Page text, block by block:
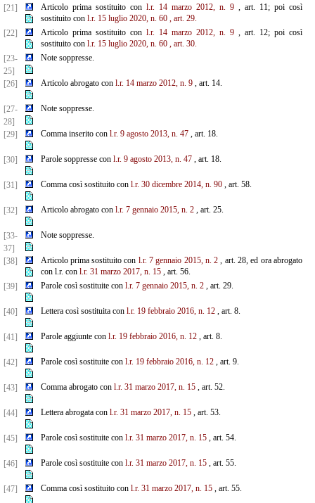
[21] Articolo prima sostituito con l.r. 14 marzo 2012, n. 9, art. 11; poi così
sostituito con l.r. 15 luglio 2020, n. 60 , art. 29.
[22]
Articolo prima sostituito con l.r. 14 marzo 2012, n. 9, art. 12; poi così
sostituito con l.r. 15 luglio 2020, n. 60 , art. 30.
[23-
25]
Note soppresse.
[26] Articolo abrogato con l.r. 14 marzo 2012, n. 9, art. 14.
[27-
28]
Note soppresse.
[29] Comma inserito con l.r. 9 agosto 2013, n. 47, art. 18.
[30] Parole soppresse con l.r. 9 agosto 2013, n. 47, art. 18.
[31] Comma così sostituito con l.r. 30 dicembre 2014, n. 90, art. 58.
[32] Articolo abrogato con l.r. 7 gennaio 2015, n. 2, art. 25.
[33-
37]
Note soppresse.
[38] Articolo prima sostituito con l.r. 7 gennaio 2015, n. 2 , art. 28, ed ora abrogato
con l.r. con l.r. 31 marzo 2017, n. 15, art. 56.
[39]
Parole così sostituite con l.r. 7 gennaio 2015, n. 2, art. 29.
[40] Lettera così sostituita con l.r. 19 febbraio 2016, n. 12, art. 8.
[41] Parole aggiunte con l.r. 19 febbraio 2016, n. 12, art. 8.
[42] Parole così sostituite con l.r. 19 febbraio 2016, n. 12, art. 9.
[43] Comma abrogato con l.r. 31 marzo 2017, n. 15, art. 52.
[44] Lettera abrogata con l.r. 31 marzo 2017, n. 15, art. 53.
[45] Parole così sostituite con l.r. 31 marzo 2017, n. 15, art. 54.
[46] Parole così sostituite con l.r. 31 marzo 2017, n. 15, art. 55.
[47] Comma così sostituito con l.r. 31 marzo 2017, n. 15, art. 55.